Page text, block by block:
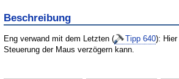
Beschreibung
Eng verwand mit dem Letzten ( Tipp 640):
Steuerung der Maus verzögern kann.